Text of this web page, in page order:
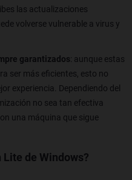
las actualizaciones
volverse vulnerable a virus y
garantizados: aunque estas
ser más eficientes, esto no
experiencia. Dependiendo del
no sea tan efectiva
una máquina que sigue
de Windows?